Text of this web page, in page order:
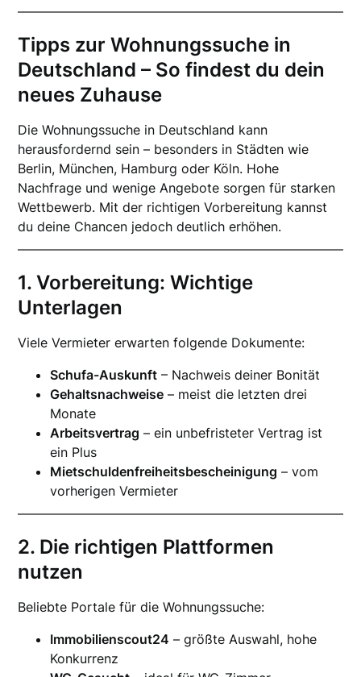
Tipps zur Wohnungssuche in
Deutschland – So findest du dein
neues Zuhause
Die Wohnungssuche in Deutschland kann
herausfordernd sein – besonders in Städten wie
Berlin, München, Hamburg oder Köln. Hohe
Nachfrage und wenige Angebote sorgen für starken
Wettbewerb. Mit der richtigen Vorbereitung kannst
du deine Chancen jedoch deutlich erhöhen.
1. Vorbereitung: Wichtige
Unterlagen
Viele Vermieter erwarten folgende Dokumente:
Schufa-Auskunft – Nachweis deiner Bonität
Gehaltsnachweise – meist die letzten drei
Monate
Arbeitsvertrag – ein unbefristeter Vertrag ist
ein Plus
Mietschuldenfreiheitsbescheinigung – vom
vorherigen Vermieter
2. Die richtigen Plattformen
nutzen
Beliebte Portale für die Wohnungssuche:
Immobilienscout24 – größte Auswahl, hohe
Konkurrenz